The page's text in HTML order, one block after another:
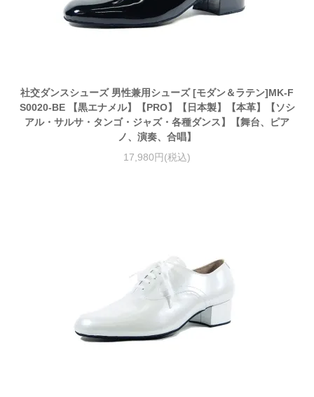
社交ダンスシューズ 男性兼用シューズ [モダン＆ラテン]MK-F
S0020-BE 【黒エナメル】【PRO】【日本製】【本革】【ソシ
アル・サルサ・タンゴ・ジャズ・各種ダンス】【舞台、ピア
ノ、演奏、合唱】
17,980円(税込)